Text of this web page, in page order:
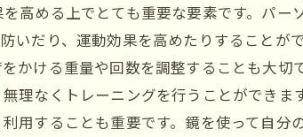
高める上でとても重要な要素です。パ
いだり、運動効果を高めたりすることが
かける重量や回数を調整することも大
理なくトレーニングを行うことができ
用することも重要です。鏡を使って自分